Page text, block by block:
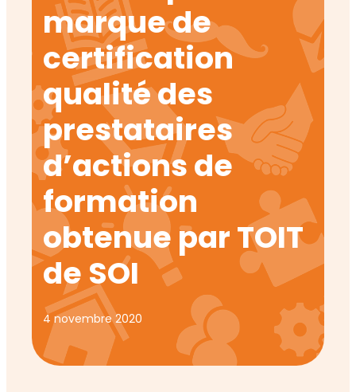
marque de
certification
qualité des
prestataires
d’actions de
formation
obtenue par TOIT
de SOI
4 novembre 2020